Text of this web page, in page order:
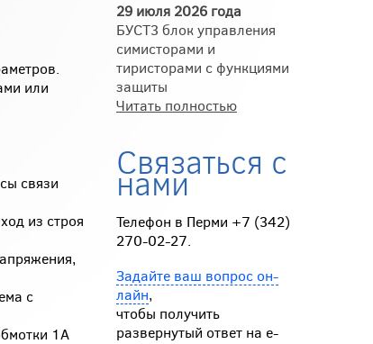
или
связи
из строя
с
1А
29 июля 2026 года
БУСТ3 блок управления
симисторами и
тиристорами с функциями
защиты
Читать полностью
Связаться с
нами
Телефон в Перми +7 (342)
270-02-27.
Задайте ваш вопрос он-
лайн,
чтобы получить
развернутый ответ на e-